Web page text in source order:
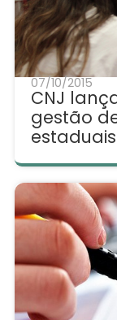
07/10/2015
CNJ
gestão
estaduais